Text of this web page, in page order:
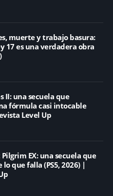
muerte y trabajo basura:
17 es una verdadera obra
II: una secuela que
fórmula casi intocable
Level Up
EX: una secuela que
que falla (PS5, 2026) |